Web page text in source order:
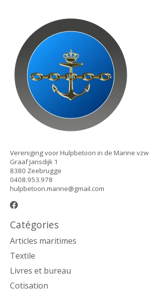
Vereniging voor Hulpbetoon in de Marine vzw
Graaf Jansdijk 1
8380 Zeebrugge
0408.953.978
hulpbetoon.marine@gmail.com
Catégories
Articles maritimes
Textile
Livres et bureau
Cotisation